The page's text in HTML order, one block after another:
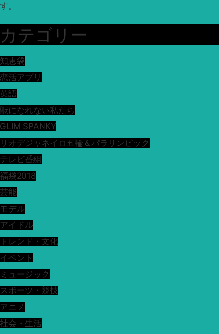
す。
カテゴリー
知恵袋
恋活アプリ
英語
獣になれない私たち
GLIM SPANKY
リオデジャネイロ五輪＆パラリンピック
テレビ番組
福袋2018
芸能
モデル
アイドル
トレンド・文化
イベント
ミュージック
スポーツ・競技
アニメ
社会・生活